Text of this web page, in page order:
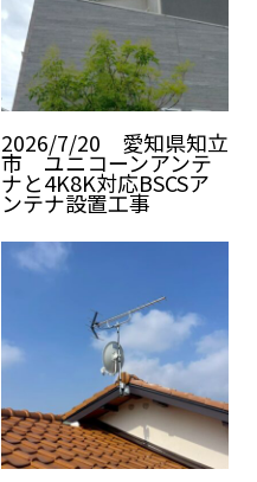
2026/7/20 愛知県知立
市 ユニコーンアンテ
ナと4K8K対応BSCSア
ンテナ設置工事